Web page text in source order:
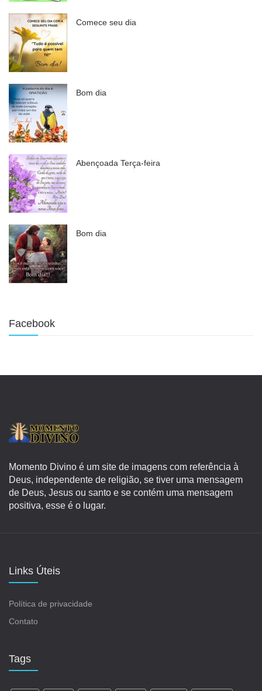
Comece seu dia
Bom dia
Abençoada Terça-feira
Bom dia
Facebook
Momento Divino é um site de imagens com referência à
Deus, independente de religião, se tiver uma mensagem
de Deus, Jesus ou santo e se contém uma mensagem
positiva, esse é o lugar.
Links Úteis
Política de privacidade
Contato
Tags